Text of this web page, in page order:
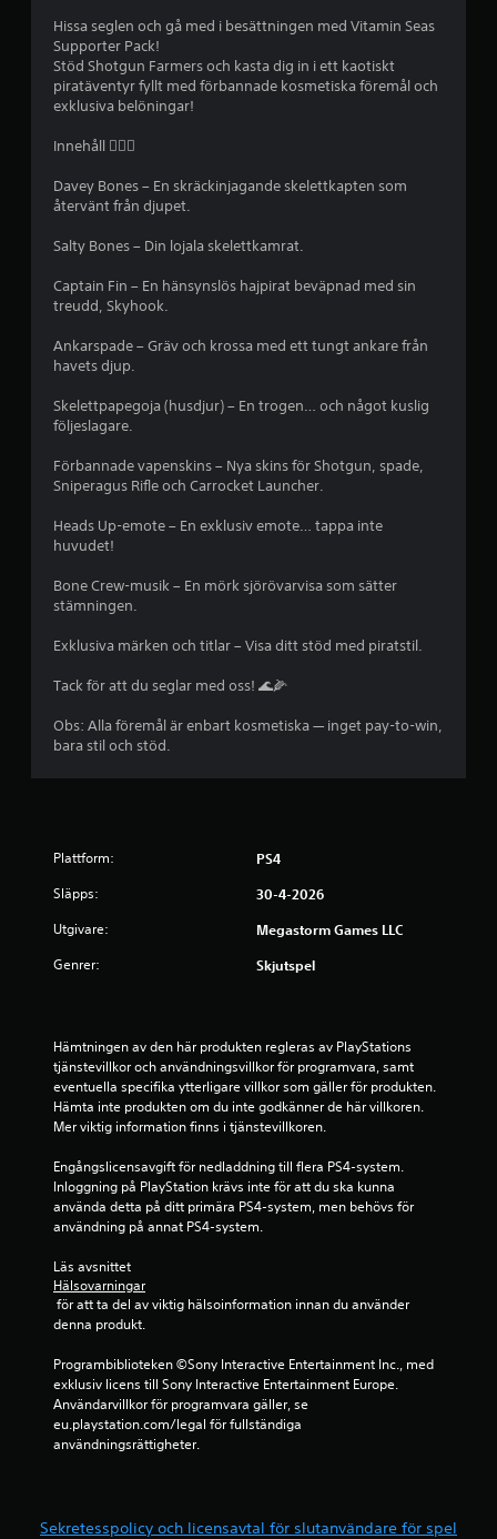
b
g
å
s
t
ä
a
f
a
t
å
1
e
y
Hissa seglen och gå med i besättningen med Vitamin Seas
Supporter Pack!
Stöd Shotgun Farmers och kasta dig in i ett kaotiskt
piratäventyr fyllt med förbannade kosmetiska föremål och
exklusiva belöningar!
Innehåll 🏴‍☠️⚓
Davey Bones – En skräckinjagande skelettkapten som
återvänt från djupet.
Salty Bones – Din lojala skelettkamrat.
Captain Fin – En hänsynslös hajpirat beväpnad med sin
treudd, Skyhook.
Ankarspade – Gräv och krossa med ett tungt ankare från
havets djup.
Skelettpapegoja (husdjur) – En trogen… och något kuslig
följeslagare.
Förbannade vapenskins – Nya skins för Shotgun, spade,
Sniperagus Rifle och Carrocket Launcher.
Heads Up-emote – En exklusiv emote… tappa inte
huvudet!
Bone Crew-musik – En mörk sjörövarvisa som sätter
stämningen.
Exklusiva märken och titlar – Visa ditt stöd med piratstil.
Tack för att du seglar med oss! 🌊🌽
Obs: Alla föremål är enbart kosmetiska — inget pay-to-win,
bara stil och stöd.
Plattform: PS4
Släpps: 30-4-2026
Utgivare: Megastorm Games LLC
Genrer: Skjutspel
Hämtningen av den här produkten regleras av PlayStations
tjänstevillkor och användningsvillkor för programvara, samt
eventuella specifika ytterligare villkor som gäller för produkten.
Hämta inte produkten om du inte godkänner de här villkoren.
Mer viktig information finns i tjänstevillkoren.
Engångslicensavgift för nedladdning till flera PS4-system.
Inloggning på PlayStation krävs inte för att du ska kunna
använda detta på ditt primära PS4-system, men behövs för
användning på annat PS4-system.
Läs avsnittet
Hälsovarningar
denna produkt.
Programbiblioteken ©Sony Interactive Entertainment Inc., med
exklusiv licens till Sony Interactive Entertainment Europe.
Användarvillkor för programvara gäller, se
eu.playstation.com/legal för fullständiga
användningsrättigheter.
Sekretesspolicy och licensavtal för slutanvändare för spel